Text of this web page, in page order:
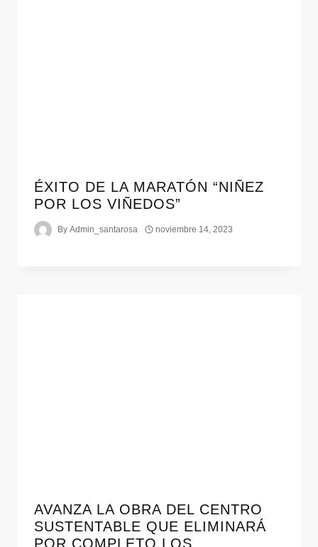
ÉXITO DE LA MARATÓN “NIÑEZ
POR LOS VIÑEDOS”
By Admin_santarosa noviembre 14, 2023
AVANZA LA OBRA DEL CENTRO
SUSTENTABLE QUE ELIMINARÁ
POR COMPLETO LOS